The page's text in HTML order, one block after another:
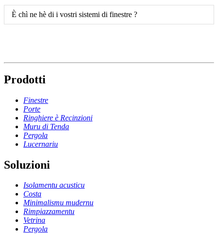
È chì ne hè di i vostri sistemi di finestre ?
Prodotti
Finestre
Porte
Ringhiere è Recinzioni
Muru di Tenda
Pergola
Lucernariu
Soluzioni
Isolamentu acusticu
Costa
Minimalismu mudernu
Rimpiazzamentu
Vetrina
Pergola